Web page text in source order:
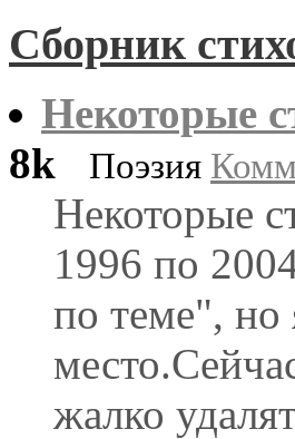
Сборник
Некоторые
8k
Поэзия
Некоторые
1996 по
по теме", но
жалко